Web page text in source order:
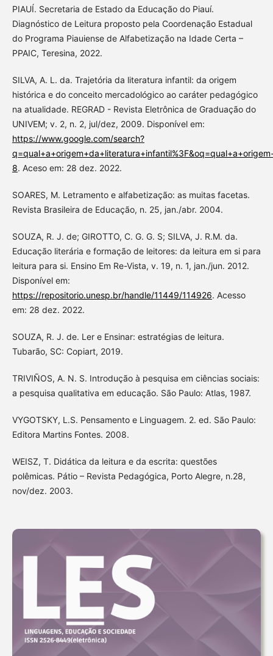
PIAUÍ. Secretaria de Estado da Educação do Piauí.
Diagnóstico de Leitura proposto pela Coordenação Estadual
do Programa Piauiense de Alfabetização na Idade Certa –
PPAIC, Teresina, 2022.
SILVA, A. L. da. Trajetória da literatura infantil: da origem
histórica e do conceito mercadológico ao caráter pedagógico
na atualidade. REGRAD - Revista Eletrônica de Graduação do
UNIVEM; v. 2, n. 2, jul/dez, 2009. Disponível em:
https://www.google.com/search?
8. Aceso em: 28 dez. 2022.
SOARES, M. Letramento e alfabetização: as muitas facetas.
Revista Brasileira de Educação, n. 25, jan./abr. 2004.
SOUZA, R. J. de; GIROTTO, C. G. G. S; SILVA, J. R.M. da.
Educação literária e formação de leitores: da leitura em si para
leitura para si. Ensino Em Re-Vista, v. 19, n. 1, jan./jun. 2012.
Disponível em:
https://repositorio.unesp.br/handle/11449/114926. Acesso
em: 28 dez. 2022.
SOUZA, R. J. de. Ler e Ensinar: estratégias de leitura.
Tubarão, SC: Copiart, 2019.
TRIVIÑOS, A. N. S. Introdução à pesquisa em ciências sociais:
a pesquisa qualitativa em educação. São Paulo: Atlas, 1987.
VYGOTSKY, L.S. Pensamento e Linguagem. 2. ed. São Paulo:
Editora Martins Fontes. 2008.
WEISZ, T. Didática da leitura e da escrita: questões
polêmicas. Pátio – Revista Pedagógica, Porto Alegre, n.28,
nov/dez. 2003.